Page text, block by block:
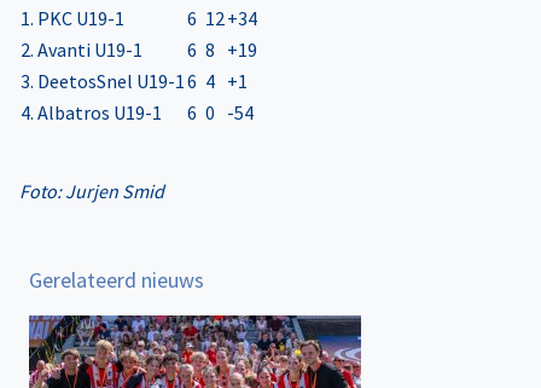
1. PKC U19-1
6 12+34
2. Avanti U19-1
6 8 +19
3. DeetosSnel U19-16 4 +1
4. Albatros U19-1
6 0 -54
Foto: Jurjen Smid
Gerelateerd nieuws